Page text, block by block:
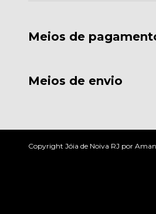
Meios de
Meios de envio
Copyright Jóia de Noiva RJ por